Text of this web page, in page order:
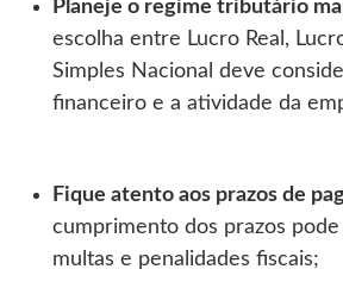
Planeje o regime tributário
escolha entre Lucro Real,
Simples Nacional deve
financeiro e a atividade da
Fique atento aos prazos de
cumprimento dos prazos
multas e penalidades fiscais;